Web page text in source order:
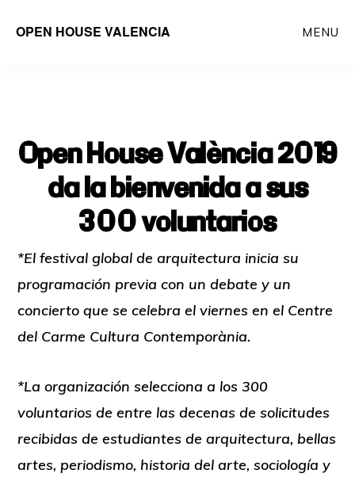
OPEN HOUSE VALENCIA MENU
Open House València 2019
da la bienvenida a sus
300 voluntarios
*El festival global de arquitectura inicia su
programación previa con un debate y un
concierto que se celebra el viernes en el Centre
del Carme Cultura Contemporània.
*La organización selecciona a los 300
voluntarios de entre las decenas de solicitudes
recibidas de estudiantes de arquitectura, bellas
artes, periodismo, historia del arte, sociología y